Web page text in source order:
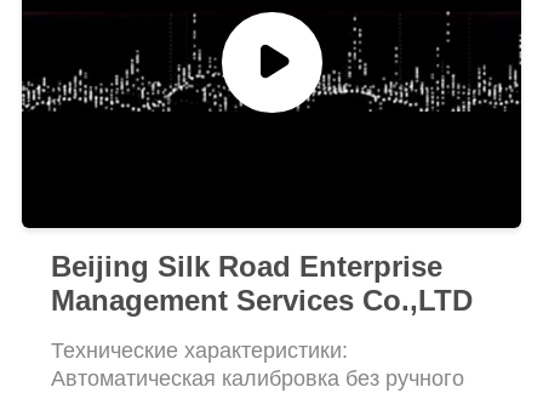
ПОЛИТИКА
КОНФИДЕНЦИАЛЬНОСТИ
Beijing Silk Road Enterprise
Management Services Co.,LTD
Технические характеристики:
Автоматическая калибровка без ручного